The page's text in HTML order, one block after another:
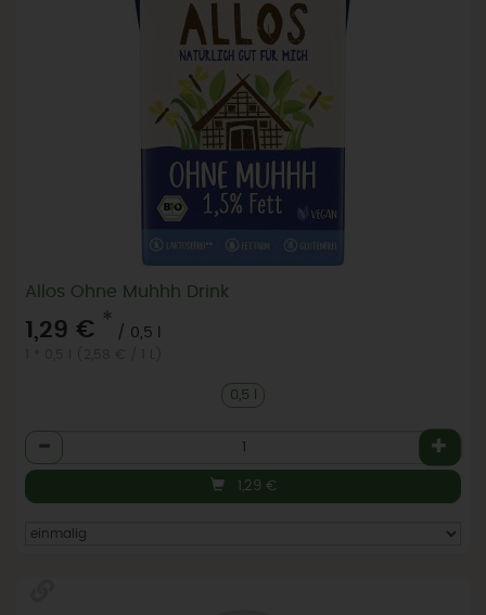
Allos Ohne Muhhh Drink
1,29 € *
/ 0,5 l
0,5 l
Anzahl
1,29 €